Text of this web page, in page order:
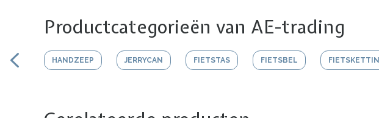
Productcategorieën van AE-trading
HANDZEEP JERRYCAN FIETSTAS FIETSBEL